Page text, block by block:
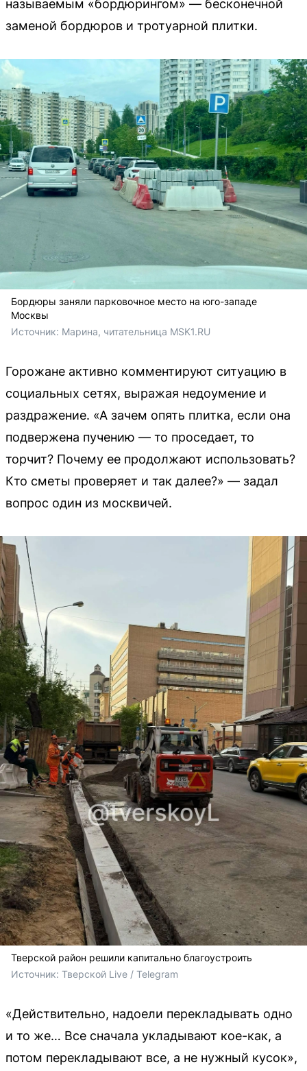
называемым «бордюрингом» — бесконечной
заменой бордюров и тротуарной плитки.
Бордюры заняли парковочное место на юго-западе
Москвы
Источник: Марина, читательница MSK1.RU
Горожане активно комментируют ситуацию в
социальных сетях, выражая недоумение и
раздражение. «А зачем опять плитка, если она
подвержена пучению — то проседает, то
торчит? Почему ее продолжают использовать?
Кто сметы проверяет и так далее?» — задал
вопрос один из москвичей.
Тверской район решили капитально благоустроить
Источник: Тверской Live / Telegram
«Действительно, надоели перекладывать одно
и то же… Все сначала укладывают кое-как, а
потом перекладывают все, а не нужный кусок»,